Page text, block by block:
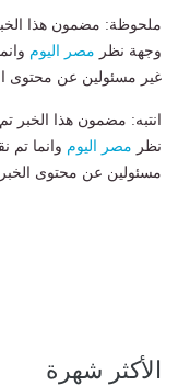
ملحوظة: مضمون هذا
وجهة نظر مصر اليوم
غير مسئولين عن محتوى
انتبه: مضمون هذا الخبر
نظر مصر اليوم وانما تم
مسئولين عن محتوى
الأكثر شهرة